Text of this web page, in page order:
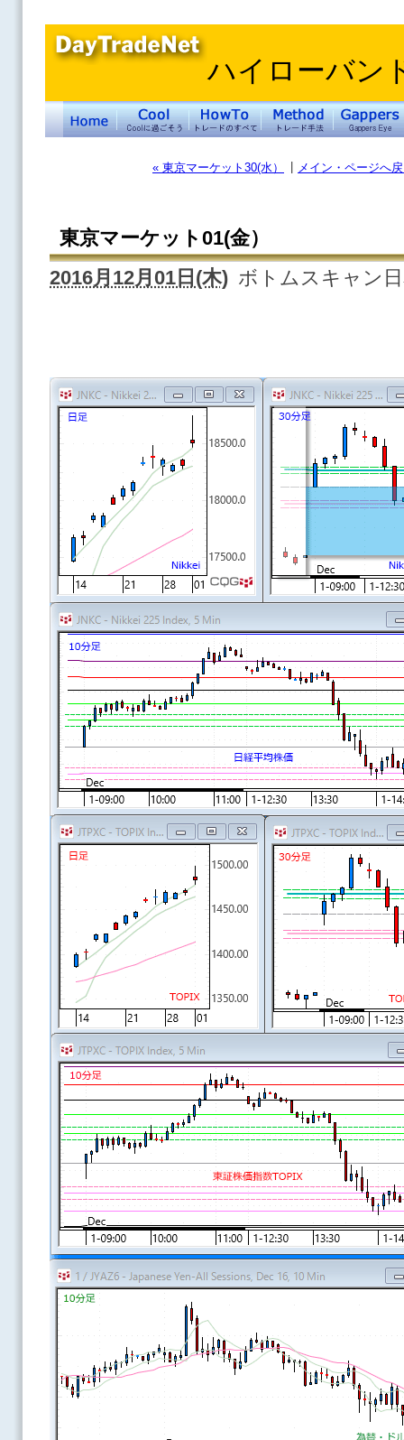
ハイローバン
« 東京マーケット30(水） メイン・ページへ
東京マーケット01(金）
2016月12月01日(木) ボトムスキャン